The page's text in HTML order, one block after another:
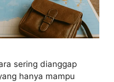
sering dianggap
hanya mampu